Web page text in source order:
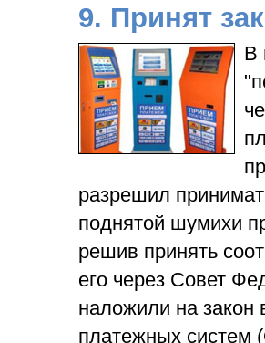
9. Принят
В
разрешил
поднятой шумихи
решив принять
его через Совет
наложили на закон
платежных систем